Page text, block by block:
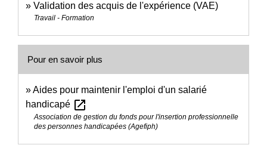
Validation des acquis de l'expérience (VAE)
Travail - Formation
Pour en savoir plus
Aides pour maintenir l'emploi d'un salarié
handicapé open_in_new
Association de gestion du fonds pour l'insertion professionnelle
des personnes handicapées (Agefiph)